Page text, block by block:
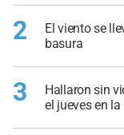
2
El viento se
basura
3
Hallaron sin
el jueves en